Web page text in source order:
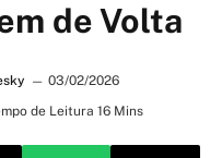
de Volta
03/02/2026
de Leitura 16 Mins